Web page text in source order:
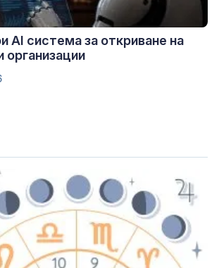
AI система за откриване на
организации